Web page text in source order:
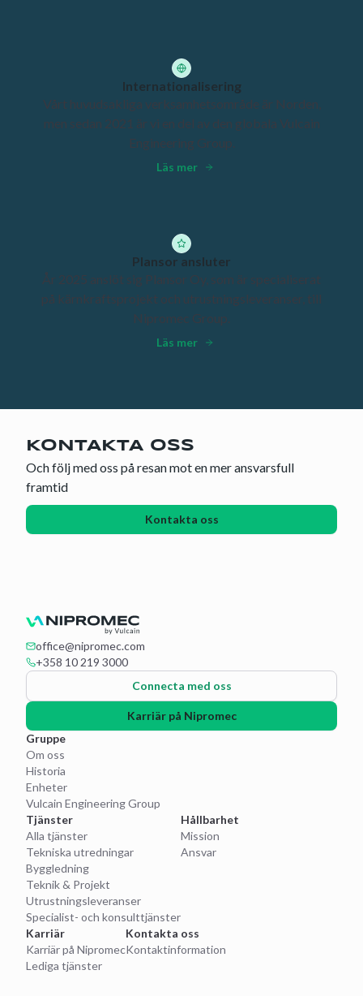
Internationalisering
Vårt huvudsakliga verksamhetsområde är Norden,
men sedan 2021 är vi en del av den globala Vulcain
Engineering Group.
Läs mer
Plansor ansluter
År 2025 anslöt sig Plansor Oy, som är specialiserat
på kärnkraftsprojekt och utrustningsleveranser, till
Nipromec Group.
Läs mer
KONTAKTA OSS
Och följ med oss på resan mot en mer ansvarsfull
framtid
Kontakta oss
office@nipromec.com
+358 10 219 3000
Connecta med oss
Karriär på Nipromec
Gruppe
Om oss
Historia
Enheter
Vulcain Engineering Group
Tjänster
Alla tjänster
Tekniska utredningar
Byggledning
Teknik & Projekt
Utrustningsleveranser
Specialist- och konsulttjänster
Hållbarhet
Mission
Ansvar
Karriär
Karriär på Nipromec
Lediga tjänster
Kontakta oss
Kontaktinformation